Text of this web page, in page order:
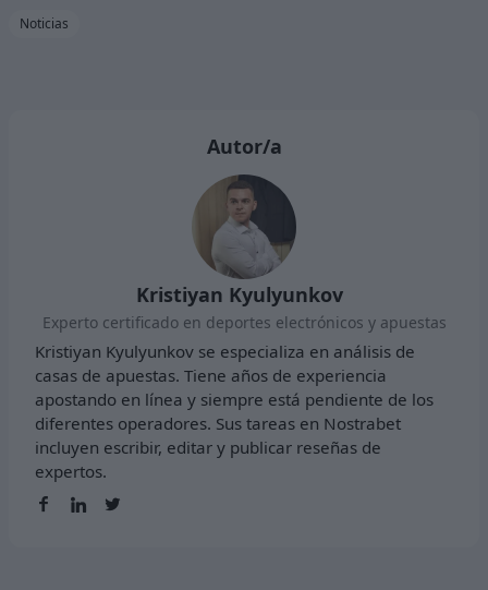
Noticias
Autor/a
Kristiyan Kyulyunkov
Experto certificado en deportes electrónicos y apuestas
Kristiyan Kyulyunkov se especializa en análisis de
casas de apuestas. Tiene años de experiencia
apostando en línea y siempre está pendiente de los
diferentes operadores. Sus tareas en Nostrabet
incluyen escribir, editar y publicar reseñas de
expertos.